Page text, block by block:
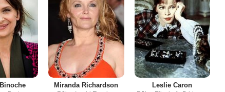
Miranda Richardson Leslie Caron